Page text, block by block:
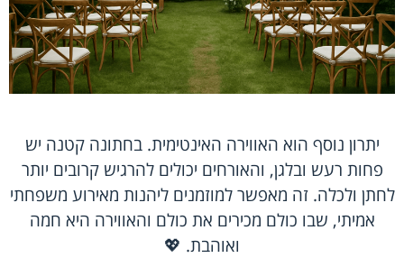
יתרון נוסף הוא האווירה האינטימית. בחתונה קטנה יש
פחות רעש ובלגן, והאורחים יכולים להרגיש קרובים יותר
לחתן ולכלה. זה מאפשר למוזמנים ליהנות מאירוע משפחתי
אמיתי, שבו כולם מכירים את כולם והאווירה היא חמה
ואוהבת. 💖